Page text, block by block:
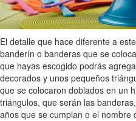
El detalle que hace diferente a este
banderín o banderas que se
que hayas escogido podrás
decorados y unos pequeños
que se colocaron doblados en un
triángulos, que serán las
años que se cumplan o el nombre